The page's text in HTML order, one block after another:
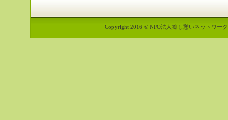
Copyright 2016 © NPO法人癒し憩いネットワー